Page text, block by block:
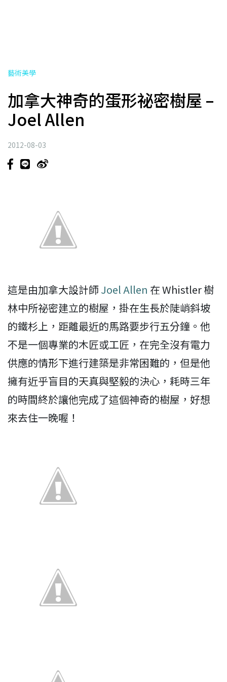
藝術美學
加拿大神奇的蛋形祕密樹屋 –
Joel Allen
2012-08-03
這是由加拿大設計師Joel Allen 在 Whistler 樹
林中所祕密建立的樹屋，掛在生長於陡峭斜坡
的鐵杉上，距離最近的馬路要步行五分鐘。他
不是一個專業的木匠或工匠，在完全沒有電力
供應的情形下進行建築是非常困難的，但是他
擁有近乎盲目的天真與堅毅的決心，耗時三年
的時間終於讓他完成了這個神奇的樹屋，好想
來去住一晚喔！